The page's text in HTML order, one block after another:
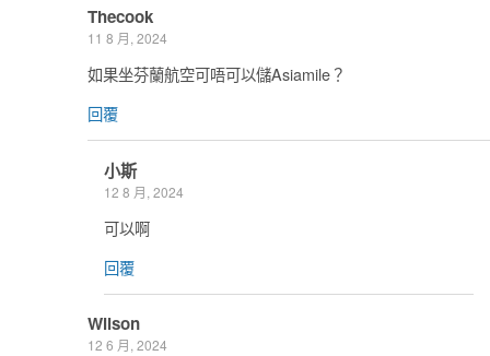
Thecook
11 8 月, 2024
如果坐芬蘭航空可唔可以儲Asiamile？
回覆
小斯
12 8 月, 2024
可以啊
回覆
Wilson
12 6 月, 2024